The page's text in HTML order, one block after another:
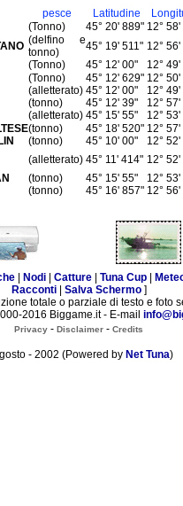
pesce Latitudine
(Tonno) 45° 20' 889" 12°
(delfino e
tonno)
45° 19' 511" 12°
(Tonno) 45° 12' 00"
12°
(Tonno) 45° 12' 629" 12°
(alletterato) 45° 12' 00"
12°
(tonno) 45° 12' 39"
12°
(alletterato) 45° 15' 55"
12°
(tonno) 45° 18' 520" 12°
(tonno) 45° 10' 00"
12°
(alletterato) 45° 11' 414" 12°
(tonno) 45° 15' 55"
12°
(tonno) 45° 16' 857" 12°
Nodi Catture Tuna Cup
Racconti| Salva Schermo]
totale o parziale di testo e foto
2016 Biggame.it - E-mail
Privacy - Disclaimer - Credits
- 2002 (Powered by Net Tuna)